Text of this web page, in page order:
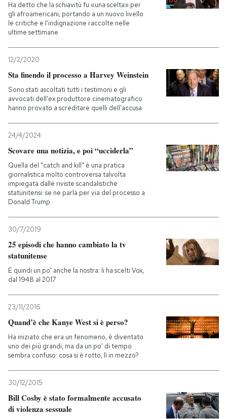
Ha detto che la schiavitù fu «una scelta» per
gli afroamericani, portando a un nuovo livello
le critiche e l'indignazione raccolte nelle
ultime settimane
12/2/2020
Sta finendo il processo a Harvey Weinstein
Sono stati ascoltati tutti i testimoni e gli
avvocati dell'ex produttore cinematografico
hanno provato a screditare quelli dell'accusa
24/4/2024
Scovare una notizia, e poi “ucciderla”
Quella del "catch and kill" è una pratica
giornalistica molto controversa talvolta
impiegata dalle riviste scandalistiche
statunitensi: se ne parla per via del processo a
Donald Trump
30/7/2019
25 episodi che hanno cambiato la tv
statunitense
E quindi un po' anche la nostra: li ha scelti Vox,
dal 1948 al 2017
23/11/2016
Quand’è che Kanye West si è perso?
Ha iniziato che era un fenomeno, è diventato
uno dei più grandi, ma da un po' di tempo
sembra confuso: cosa si è rotto, lì in mezzo?
30/12/2015
Bill Cosby è stato formalmente accusato
di violenza sessuale